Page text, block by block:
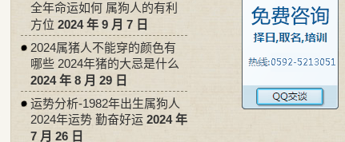
全年命运如何 属狗人的有利
方位 2024 年 9 月 7 日
2024属猪人不能穿的颜色有
哪些 2024年猪的大忌是什么
2024 年 8 月 29 日
运势分析-1982年出生属狗人
2024年运势 勤奋好运 2024 年
7 月 26 日